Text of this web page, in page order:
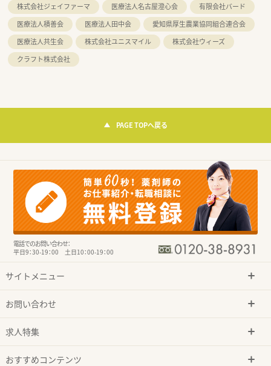
株式会社ジェイファーマ
医療法人名古屋澄心会
有限会社バード
医療法人積善会
医療法人田中会
愛知県厚生農業協同組合連合会
医療法人共生会
株式会社ユニスマイル
株式会社ウィーズ
クラフト株式会社
PAGE TOPへ戻る
電話でのお問い合わせ：
平日9：30-19：00 土日10：00-19：00
サイトメニュー
お問い合わせ
求人特集
おすすめコンテンツ